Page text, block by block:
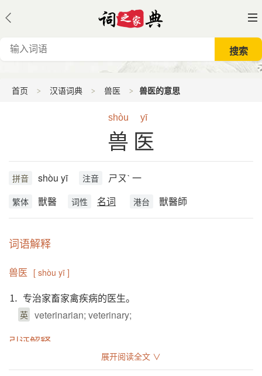
首页 汉语词典 兽医 兽医的意思
shòu yī
兽医
拼音 shòu yī 注音 ㄕㄡˋ 一
繁体 獸醫 词性 名词 港台 獸醫師
词语解释
兽医 [ shòu yī ]
⒈ 专治家畜家禽疾病的医生。
英 veterinarian; veterinary;
引证解释
⒈ 古指掌疗兽病之官。后泛指治疗家畜家禽疾病的医生。
展开阅读全文 ∨